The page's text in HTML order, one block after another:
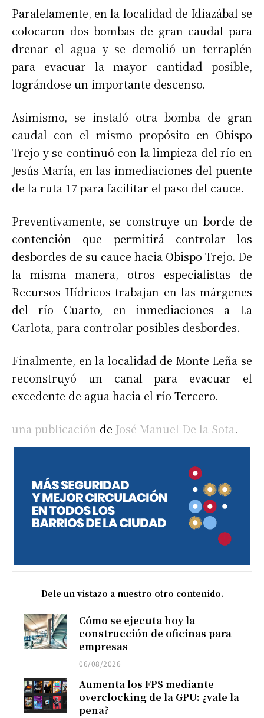
Paralelamente, en la localidad de Idiazábal se
colocaron dos bombas de gran caudal para
drenar el agua y se demolió un terraplén
para evacuar la mayor cantidad posible,
lográndose un importante descenso.
Asimismo, se instaló otra bomba de gran
caudal con el mismo propósito en Obispo
Trejo y se continuó con la limpieza del río en
Jesús María, en las inmediaciones del puente
de la ruta 17 para facilitar el paso del cauce.
Preventivamente, se construye un borde de
contención que permitirá controlar los
desbordes de su cauce hacia Obispo Trejo. De
la misma manera, otros especialistas de
Recursos Hídricos trabajan en las márgenes
del río Cuarto, en inmediaciones a La
Carlota, para controlar posibles desbordes.
Finalmente, en la localidad de Monte Leña se
reconstruyó un canal para evacuar el
excedente de agua hacia el río Tercero.
una publicación de José Manuel De la Sota.
Dele un vistazo a nuestro otro contenido.
Cómo se ejecuta hoy la
construcción de oficinas para
empresas
06/08/2026
Aumenta los FPS mediante
overclocking de la GPU: ¿vale la
pena?